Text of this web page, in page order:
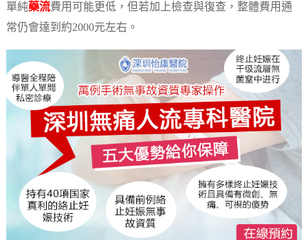
單純藥流費用可能更低，但若加上檢查與復查，整體費用通
常仍會達到約2000元左右。